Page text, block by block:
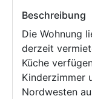
Beschreibung
Die Wohnung
derzeit
Küche
Kinderzimmer
Nordwesten